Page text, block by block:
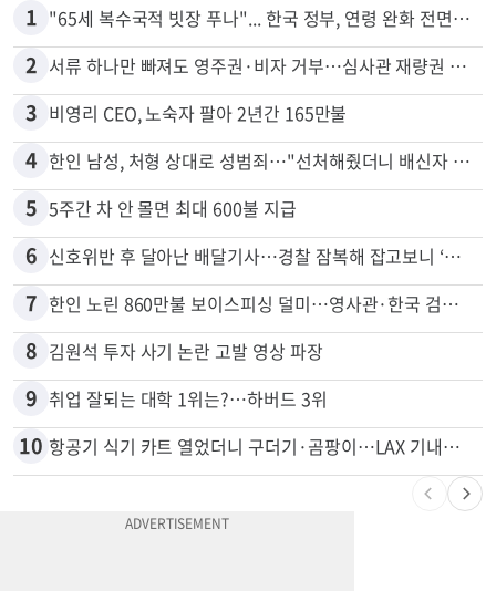
1 "65세 복수국적 빗장 푸나"... 한국 정부, 연령 완화 전면 추진
2 서류 하나만 빠져도 영주권·비자 거부…심사관 재량권 대폭 확대
3 비영리 CEO, 노숙자 팔아 2년간 165만불
4 한인 남성, 처형 상대로 성범죄…"선처해줬더니 배신자 취급"
5 5주간 차 안 몰면 최대 600불 지급
6 신호위반 후 달아난 배달기사…경찰 잠복해 잡고보니 ‘반전’
7 한인 노린 860만불 보이스피싱 덜미…영사관·한국 검찰 사칭
8 김원석 투자 사기 논란 고발 영상 파장
9 취업 잘되는 대학 1위는?…하버드 3위
10 항공기 식기 카트 열었더니 구더기·곰팡이…LAX 기내식 업체 논란